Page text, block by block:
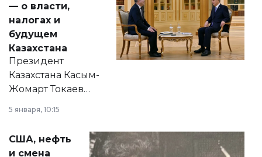
— о власти,
налогах и
будущем
Казахстана
Президент
Казахстана Касым-
Жомарт Токаев
сразу несколько
актуальных тем —
от слухов о
5 января, 10:15
США, нефть
и смена